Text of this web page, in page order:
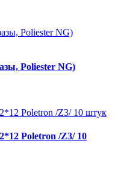
Poliester NG)
Poletron /Z3/ 10